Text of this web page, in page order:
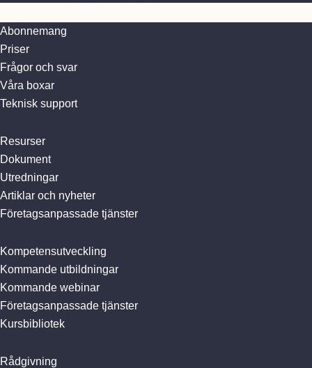
Abonnemang
Priser
Frågor och svar
Våra boxar
Teknisk support
Resurser
Dokument
Utredningar
Artiklar och nyheter
Företagsanpassade tjänster
Kompetensutveckling
Kommande utbildningar
Kommande webinar
Företagsanpassade tjänster
Kursbibliotek
Rådgivning